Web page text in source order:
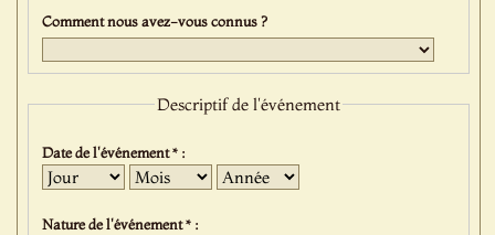
Comment nous avez-vous connus ?
Descriptif de l'événement
Date de l'événement * :
Jour Mois Année
Nature de l'événement * :